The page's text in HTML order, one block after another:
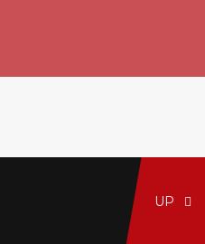
UP